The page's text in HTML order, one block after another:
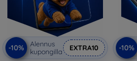
-10%
Alennus
kupongilla
EXTRA10 -10%